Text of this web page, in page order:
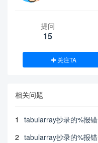
提问
15
关注TA
相关问题
1
tabularray抄录的%报错
2 tabularray抄录的%报错